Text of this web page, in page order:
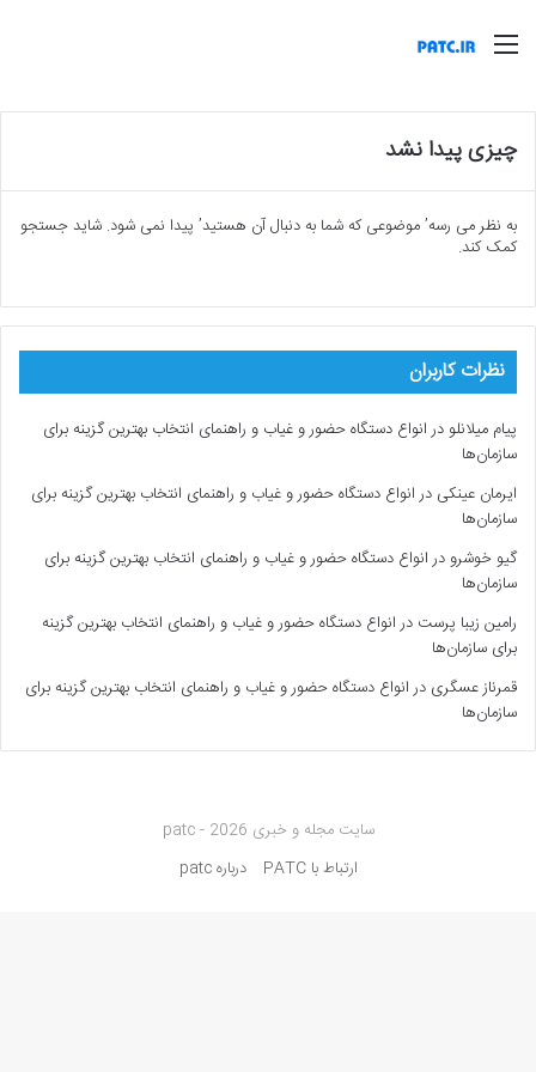
منو
چیزی پیدا نشد
به نظر می رسه’ موضوعی که شما به دنبال آن هستید’ پیدا نمی شود. شاید جستجو
کمک کند.
نظرات کاربران
پیام میلانلو درانواع دستگاه حضور و غیاب و راهنمای انتخاب بهترین گزینه برای
سازمان‌ها
ایرمان عینکی درانواع دستگاه حضور و غیاب و راهنمای انتخاب بهترین گزینه برای
سازمان‌ها
گیو خوشرو درانواع دستگاه حضور و غیاب و راهنمای انتخاب بهترین گزینه برای
سازمان‌ها
رامین زیبا پرست درانواع دستگاه حضور و غیاب و راهنمای انتخاب بهترین گزینه
برای سازمان‌ها
قمرناز عسگری درانواع دستگاه حضور و غیاب و راهنمای انتخاب بهترین گزینه برای
سازمان‌ها
سایت مجله و خبری patc - 2026
ارتباط با PATC
درباره patc